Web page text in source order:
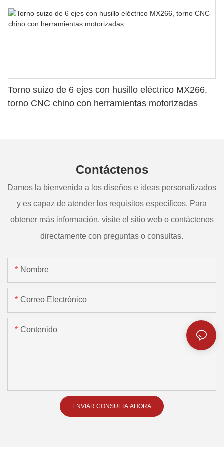
Torno suizo de 6 ejes con husillo eléctrico MX266,
torno CNC chino con herramientas motorizadas
Contáctenos
Damos la bienvenida a los diseños e ideas personalizados
y es capaz de atender los requisitos específicos. Para
obtener más información, visite el sitio web o contáctenos
directamente con preguntas o consultas.
Nombre
Correo Electrónico
Contenido
ENVIAR CONSULTA AHORA